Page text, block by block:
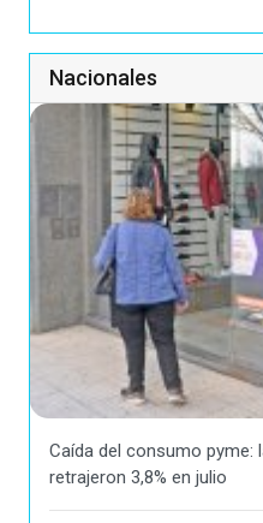
Nacionales
Caída del consumo
retrajeron 3,8% en julio